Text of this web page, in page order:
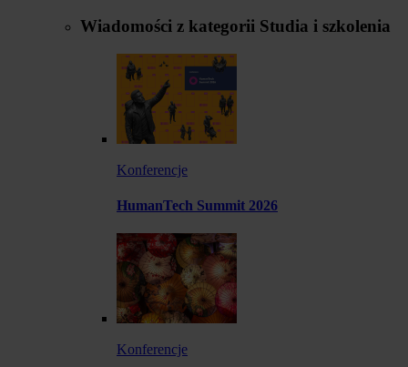
Wiadomości z kategorii Studia i szkolenia
Konferencje
HumanTech Summit 2026
Konferencje